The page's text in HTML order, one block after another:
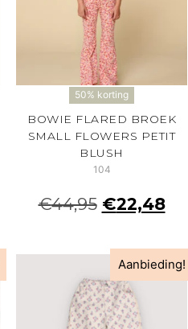
50% korting
BOWIE FLARED BROEK
SMALL FLOWERS PETIT
BLUSH
104
€44,95 €22,48
Aanbieding!